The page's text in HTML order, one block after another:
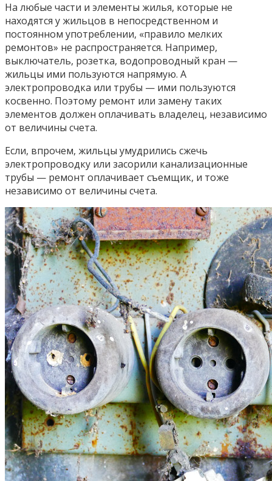
На любые части и элементы жилья, которые не
находятся у жильцов в непосредственном и
постоянном употреблении, «правило мелких
ремонтов» не распространяется. Например,
выключатель, розетка, водопроводный кран —
жильцы ими пользуются напрямую. А
электропроводка или трубы — ими пользуются
косвенно. Поэтому ремонт или замену таких
элементов должен оплачивать владелец, независимо
от величины счета.
Если, впрочем, жильцы умудрились сжечь
электропроводку или засорили канализационные
трубы — ремонт оплачивает съемщик, и тоже
независимо от величины счета.